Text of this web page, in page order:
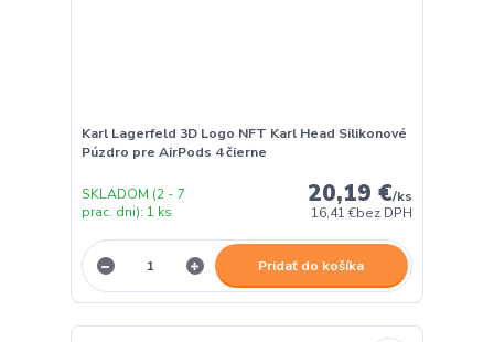
Karl Lagerfeld 3D Logo NFT Karl Head Silikonové
Púzdro pre AirPods 4 čierne
20,19 €/ks
16,41 €bez DPH
SKLADOM (2 - 7
prac. dni): 1 ks
Pridať do košíka